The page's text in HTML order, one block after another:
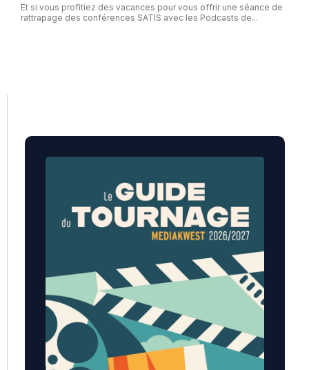
Et si vous profitiez des vacances pour vous offrir une séance de
rattrapage des conférences SATIS avec les Podcasts de...